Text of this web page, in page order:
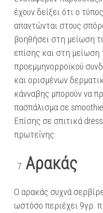
έχουν δείξει ότι ο
απαντώνται στους
βοηθήσει στη μείωση
επίσης και στη
προεμμηνορροϊκού
και ορισμένων
κάνναβης μπορούν να
πασπάλισμα σε
Επίσης σε σπιτικά
πρωτεΐνης.
Αρακάς
Ο αρακάς συχνά
ωστόσο περιέχει 9γρ.